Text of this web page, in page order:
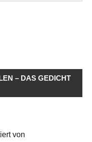
– DAS GEDICHT
von